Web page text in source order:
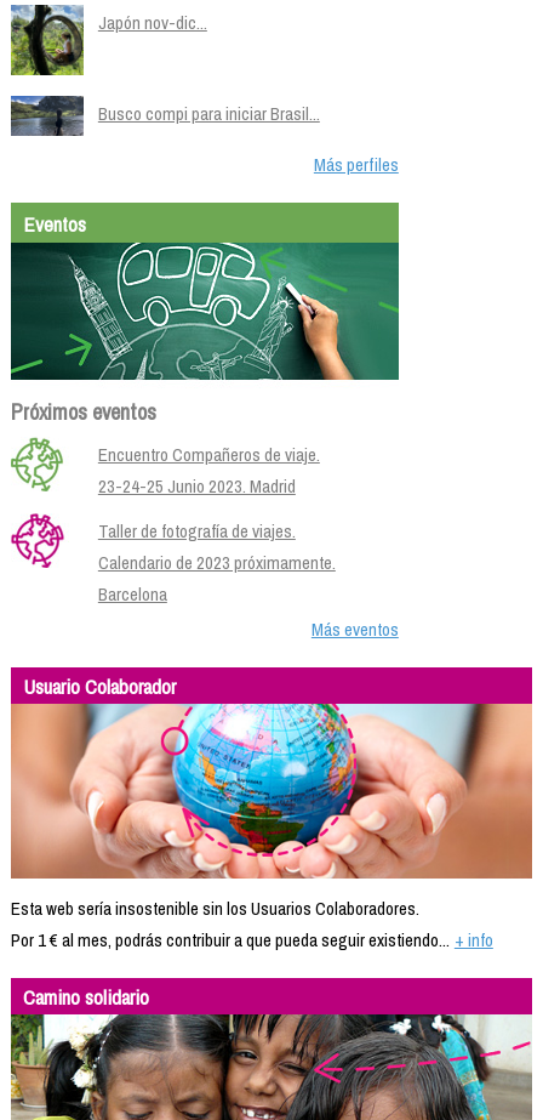
Japón nov-dic...
Busco compi para iniciar Brasil...
Más perfiles
Eventos
Próximos eventos
Encuentro Compañeros de viaje.
23-24-25 Junio 2023. Madrid
Taller de fotografía de viajes.
Calendario de 2023 próximamente.
Barcelona
Más eventos
Usuario Colaborador
Esta web sería insostenible sin los Usuarios Colaboradores.
Por 1 € al mes, podrás contribuir a que pueda seguir existiendo... + info
Camino solidario